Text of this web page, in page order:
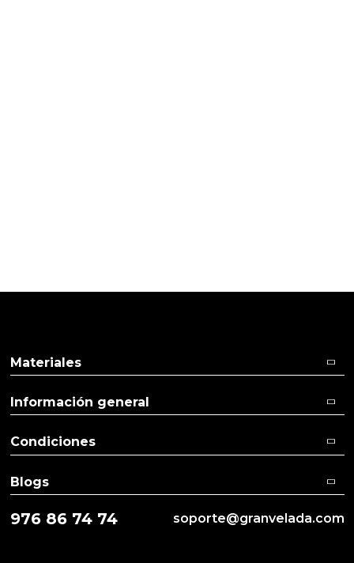
976 86 74 74 soporte@granvelada.com
Materiales
Información general
Condiciones
Blogs